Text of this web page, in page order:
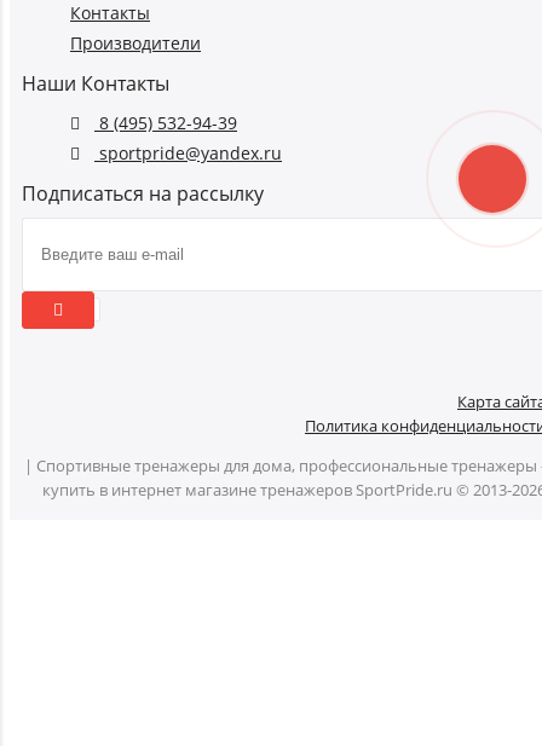
Контакты
Производители
Наши Контакты
8 (495) 532-94-39
sportpride@yandex.ru
Подписаться на рассылку
Карта
Политика
| Спортивные тренажеры для дома, профессиональные тренажеры
купить в интернет магазине тренажеров SportPride.ru © 2013-